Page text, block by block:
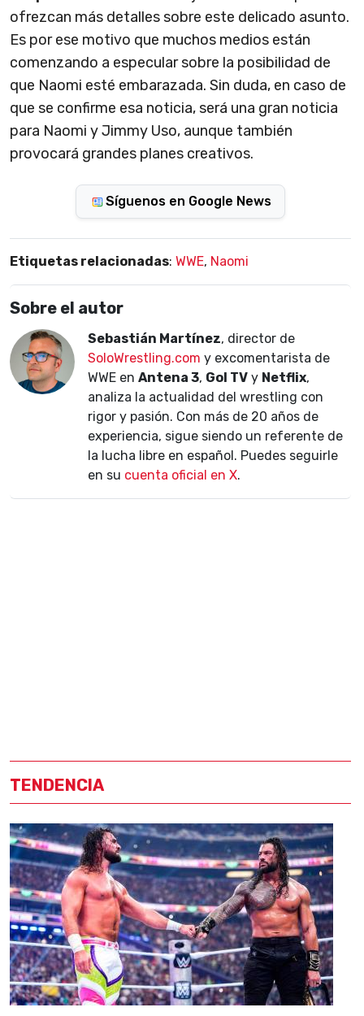
ofrezcan más detalles sobre este delicado asunto.
Es por ese motivo que muchos medios están
comenzando a especular sobre la posibilidad de
que Naomi esté embarazada. Sin duda, en caso de
que se confirme esa noticia, será una gran noticia
para Naomi y Jimmy Uso, aunque también
provocará grandes planes creativos.
Síguenos en Google News
Etiquetas relacionadas: WWE, Naomi
Sobre el autor
Sebastián Martínez, director de
SoloWrestling.com y excomentarista de
WWE en Antena 3, Gol TV y Netflix,
analiza la actualidad del wrestling con
rigor y pasión. Con más de 20 años de
experiencia, sigue siendo un referente de
la lucha libre en español. Puedes seguirle
en su cuenta oficial en X.
TENDENCIA